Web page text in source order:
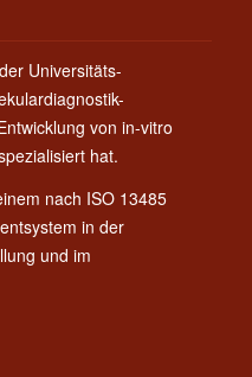
Universitäts-
von in-vitro
hat.
nach ISO 13485
in der
und im